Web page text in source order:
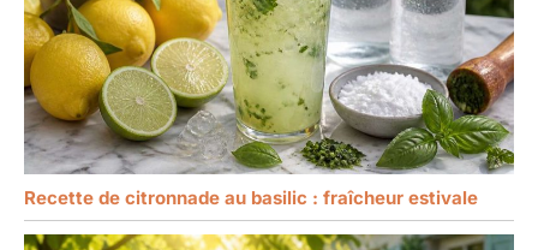
Recette de citronnade au basilic : fraîcheur estivale